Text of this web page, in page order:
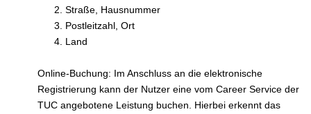
Straße, Hausnummer
Postleitzahl, Ort
Land
Online-Buchung: Im Anschluss an die elektronische
Registrierung kann der Nutzer eine vom Career Service der
TUC angebotene Leistung buchen. Hierbei erkennt das